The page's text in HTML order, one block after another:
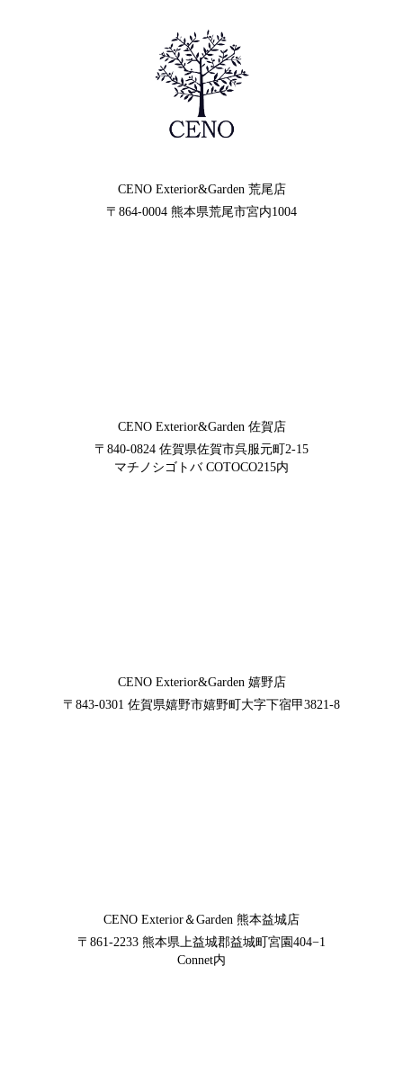
CENO Exterior&Garden 荒尾店
〒864-0004 熊本県荒尾市宮内1004
CENO Exterior&Garden 佐賀店
〒840-0824 佐賀県佐賀市呉服元町2-15
マチノシゴトバ COTOCO215内
CENO Exterior&Garden 嬉野店
〒843-0301 佐賀県嬉野市嬉野町大字下宿甲3821-8
CENO Exterior＆Garden 熊本益城店
〒861-2233 熊本県上益城郡益城町宮園404−1
Connet内